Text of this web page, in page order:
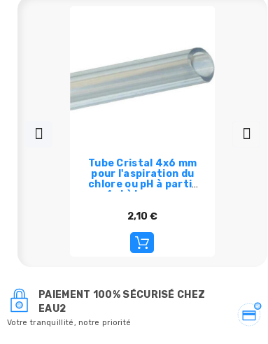
Tube Cristal 4x6 mm
pour l'aspiration du
chlore ou pH à partir
1ml à la coupe
2,10 €
PAIEMENT 100% SÉCURISÉ CHEZ
EAU2
Votre tranquillité, notre priorité